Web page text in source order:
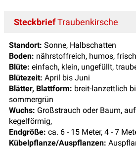
SteckbriefTraubenkirsche
Standort: Sonne, Halbschatten
Boden: nährstoffreich, humos,
Blüte: einfach, klein, ungefüllt,
Blütezeit: April bis Juni
Blätter, Blattform: breit-lanzettlich
sommergrün
Wuchs: Großstrauch oder Baum,
kegelförmig,
Endgröße: ca. 6 - 15 Meter, 4 - 7
Kübelpflanze/Auspflanzen: